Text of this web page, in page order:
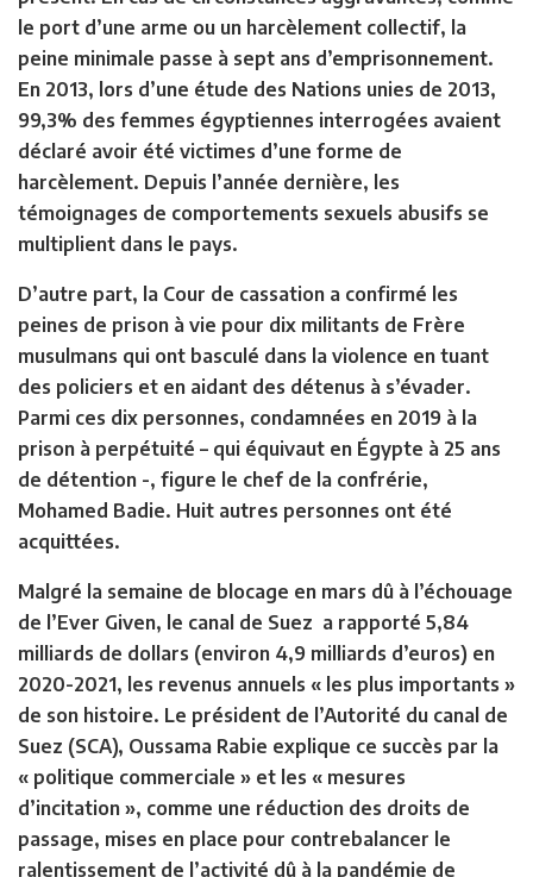
le port d’une arme ou un harcèlement collectif, la
peine minimale passe à sept ans d’emprisonnement.
En 2013, lors d’une étude des Nations unies de 2013,
99,3% des femmes égyptiennes interrogées avaient
déclaré avoir été victimes d’une forme de
harcèlement. Depuis l’année dernière, les
témoignages de comportements sexuels abusifs se
multiplient dans le pays.
D’autre part, la Cour de cassation a confirmé les
peines de prison à vie pour dix militants de Frère
musulmans qui ont basculé dans la violence en tuant
des policiers et en aidant des détenus à s’évader.
Parmi ces dix personnes, condamnées en 2019 à la
prison à perpétuité – qui équivaut en Égypte à 25 ans
de détention -, figure le chef de la confrérie,
Mohamed Badie. Huit autres personnes ont été
acquittées.
Malgré la semaine de blocage en mars dû à l’échouage
de l’Ever Given, le canal de Suez a rapporté 5,84
milliards de dollars (environ 4,9 milliards d’euros) en
2020-2021, les revenus annuels « les plus importants »
de son histoire. Le président de l’Autorité du canal de
Suez (SCA), Oussama Rabie explique ce succès par la
« politique commerciale » et les « mesures
d’incitation », comme une réduction des droits de
passage, mises en place pour contrebalancer le
ralentissement de l’activité dû à la pandémie de